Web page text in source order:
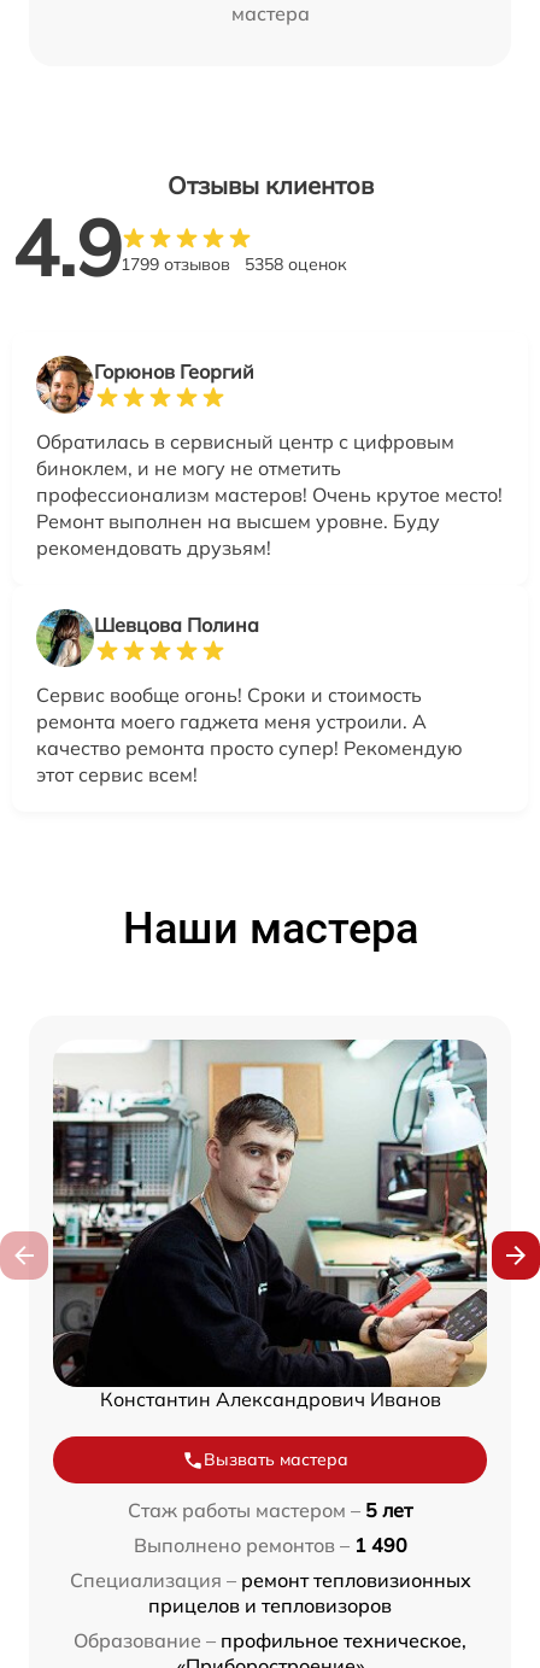
мастера
Отзывы клиентов
4.91799 отзывов 5358 оценок
Горюнов Георгий
Обратилась в сервисный центр с цифровым
биноклем, и не могу не отметить
профессионализм мастеров! Очень крутое место!
Ремонт выполнен на высшем уровне. Буду
рекомендовать друзьям!
Шевцова Полина
Сервис вообще огонь! Сроки и стоимость
ремонта моего гаджета меня устроили. А
качество ремонта просто супер! Рекомендую
этот сервис всем!
Наши мастера
Константин Александрович Иванов
Вызвать мастера
Стаж работы мастером – 5 лет
Выполнено ремонтов – 1 490
Специализация – ремонт тепловизионных
прицелов и тепловизоров
Образование – профильное техническое,